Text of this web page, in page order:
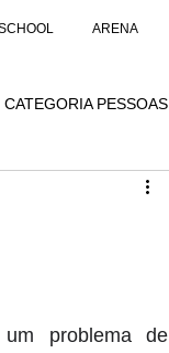
ARENA
CATEGORIA PESSOAS
problema de